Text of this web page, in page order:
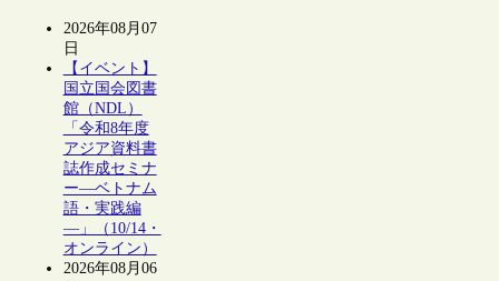
2026年08月07
日
【イベント】
国立国会図書
館（NDL）
「令和8年度
アジア資料書
誌作成セミナ
ー―ベトナム
語・実践編
―」（10/14・
オンライン）
2026年08月06